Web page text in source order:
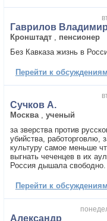
Гаврилов
Кронштадт
пенсионер
Без Кавказа жизнь в
Перейти к
Сучков А.
Москва
ученый
за зверства против
убийства, работорговлю,
культуру самое меньше
выгнать чеченцев в их
Россия дышала свободно.
Перейти к
Александр